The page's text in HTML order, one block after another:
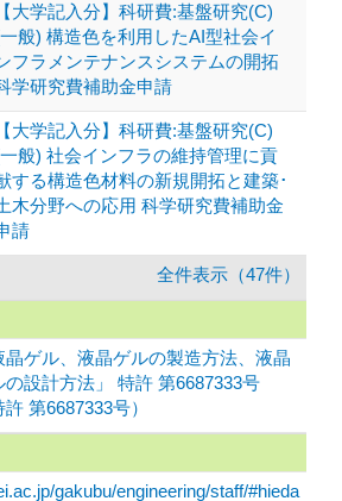
【大学記入分】科研費:基盤研究(C)
般) 構造色を利用したAI型社会イ
フラメンテナンスシステムの開拓
学研究費補助金申請
【大学記入分】科研費:基盤研究(C)
般) 社会インフラの維持管理に貢
する構造色材料の新規開拓と建築･
木分野への応用 科学研究費補助金
請
全件表示（47件）
晶ゲル、液晶ゲルの製造方法、液晶
の設計方法」 特許 第6687333号
許 第6687333号）
gakubu/engineering/staff/#hieda